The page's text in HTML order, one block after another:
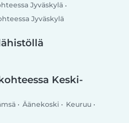
Jyväskylä
Jyväskylä
Keski-
Äänekoski
Keuruu